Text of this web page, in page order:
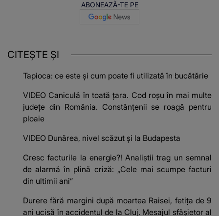
ABONEAZĂ-TE PE
CITEȘTE ȘI
Tapioca: ce este și cum poate fi utilizată în bucătărie
VIDEO Caniculă în toată țara. Cod roșu în mai multe
județe din România. Constănțenii se roagă pentru
ploaie
VIDEO Dunărea, nivel scăzut și la Budapesta
Cresc facturile la energie?! Analiștii trag un semnal
de alarmă în plină criză: „Cele mai scumpe facturi
din ultimii ani”
Durere fără margini după moartea Raisei, fetița de 9
ani ucisă în accidentul de la Cluj. Mesajul sfâșietor al